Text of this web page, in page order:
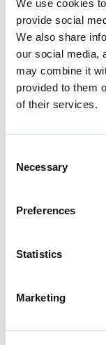
We use cookies
provide social
We also share
our social media,
may combine it
provided to them
of their services.
Selection
Necessary
Preferences
Statistics
Marketing
som erbjöds
studieplan för
jobb och
att
kan Eduhouse
egen takt och
”Du kan alltid
utbildningen i
man kan ta vid
Harri är
på de